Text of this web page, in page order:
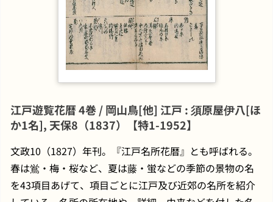
江戸遊覧花暦 4巻 / 岡山鳥[他] 江戸 : 須原屋伊八[ほ
か1名], 天保8（1837）【特1-1952】
文政10（1827）年刊。『江戸名所花暦』とも呼ばれる。
春は鴬・梅・桜など、夏は藤・蛍などの季節の景物の名
を43項目あげて、項目ごとに江戸及び近郊の名所を紹介